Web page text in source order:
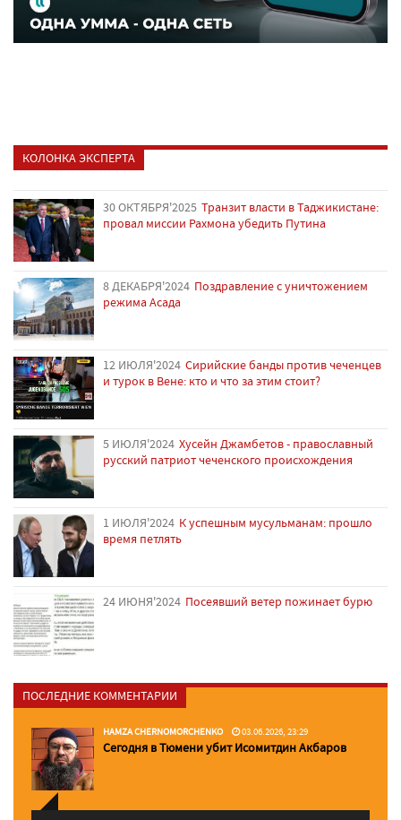
КОЛОНКА ЭКСПЕРТА
30 ОКТЯБРЯ'2025 Транзит власти в Таджикистане:
провал миссии Рахмона убедить Путина
8 ДЕКАБРЯ'2024 Поздравление с уничтожением
режима Асада
12 ИЮЛЯ'2024 Сирийские банды против чеченцев
и турок в Вене: кто и что за этим стоит?
5 ИЮЛЯ'2024 Хусейн Джамбетов - православный
русский патриот чеченского происхождения
1 ИЮЛЯ'2024 К успешным мусульманам: прошло
время петлять
24 ИЮНЯ'2024 Посеявший ветер пожинает бурю
ПОСЛЕДНИЕ КОММЕНТАРИИ
HAMZA CHERNOMORCHENKO 03.06.2026, 23:29
Сегодня в Тюмени убит Исомитдин Акбаров